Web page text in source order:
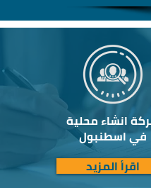
انشاء محلية
في اسطنبول
اقرأ المزيد